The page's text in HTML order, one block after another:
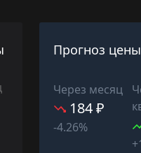
Прогноз цены
Через месяц
184 ₽
-4.26%